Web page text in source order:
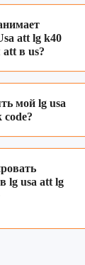
att lg k40
att в us?
мой lg usa
code?
lg usa att lg